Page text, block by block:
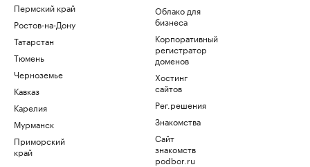
Пермский край
Ростов-на-Дону
Татарстан
Тюмень
Черноземье
Кавказ
Карелия
Мурманск
Приморский
край
Облако для
бизнеса
Корпоративный
регистратор
доменов
Хостинг
сайтов
Рег.решения
Знакомства
Сайт
знакомств
podbor.ru